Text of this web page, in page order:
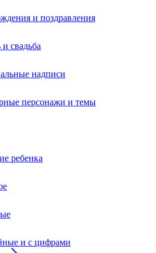
и поздравления
свадьба
надписи
персонажи и темы
ребенка
и с цифрами